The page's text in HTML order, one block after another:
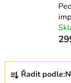
Ř
Řadit podle: